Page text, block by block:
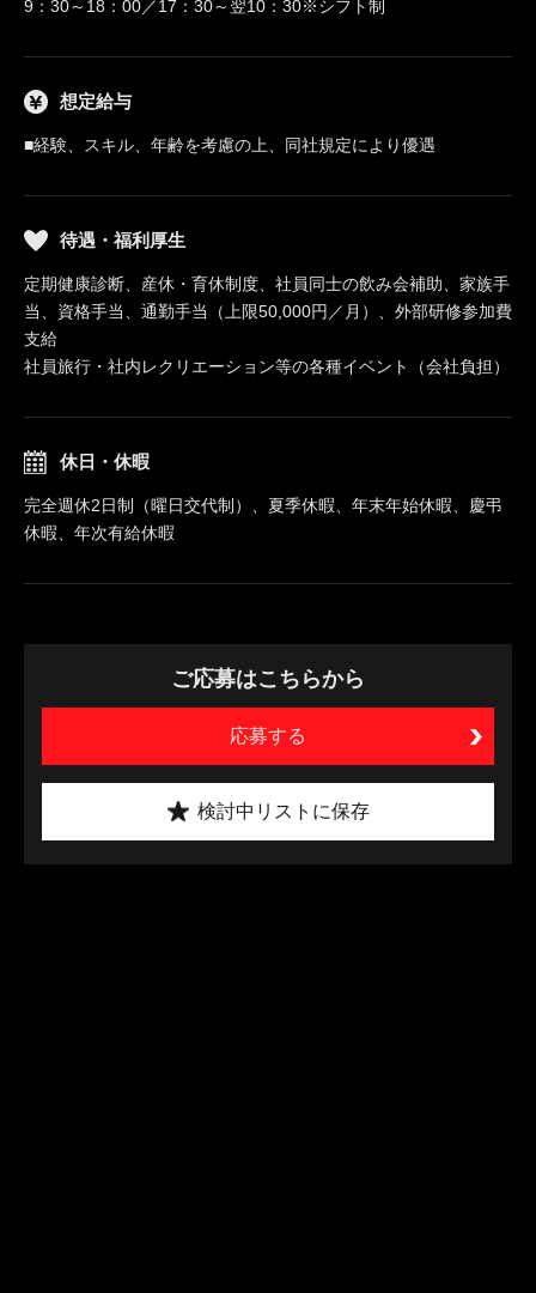
9：30～18：00／17：30～翌10：30※シフト制
想定給与
■経験、スキル、年齢を考慮の上、同社規定により優遇
待遇・福利厚生
定期健康診断、産休・育休制度、社員同士の飲み会補助、家族手
当、資格手当、通勤手当（上限50,000円／月）、外部研修参加費
支給
社員旅行・社内レクリエーション等の各種イベント（会社負担）
休日・休暇
完全週休2日制（曜日交代制）、夏季休暇、年末年始休暇、慶弔
休暇、年次有給休暇
ご応募はこちらから
応募する
検討中リストに保存